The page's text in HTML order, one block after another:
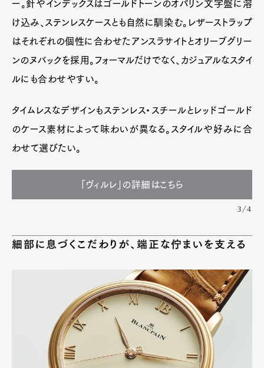
ー。針やインデックスはゴールドトーンのオパリン文字盤に溶
け込み、ステンレスケースとも自然に馴染む。レザーストラップ
はそれぞれの個性に合わせたアンスラサイトとオリーブグリー
ンのヌバックを採用。フォーマルだけでなく、カジュアルなスタイ
ルにも合わせやすい。
タイムレスなデザインもステンレス・スチールとレッドゴールド
のケース素材によって味わいが異なる。スタイルや好みに合
わせて選びたい。
「ヴィルレ」の詳細はこちら
3/4
細部に息づくこだわりが、端正な佇まいを支える